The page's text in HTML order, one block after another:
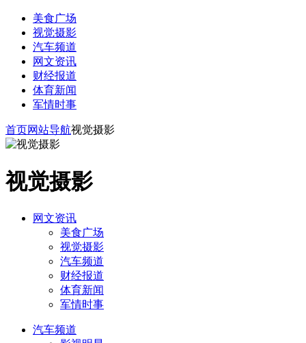
美食广场
视觉摄影
汽车频道
网文资讯
财经报道
体育新闻
军情时事
首页网站导航视觉摄影
视觉摄影
网文资讯
美食广场
视觉摄影
汽车频道
财经报道
体育新闻
军情时事
汽车频道